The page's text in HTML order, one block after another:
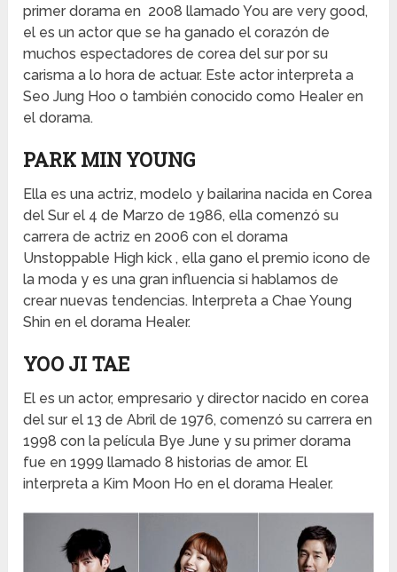
primer dorama en 2008 llamado You are very good,
el es un actor que se ha ganado el corazón de
muchos espectadores de corea del sur por su
carisma a lo hora de actuar. Este actor interpreta a
Seo Jung Hoo o también conocido como Healer en
el dorama.
PARK MIN YOUNG
Ella es una actriz, modelo y bailarina nacida en Corea
del Sur el 4 de Marzo de 1986, ella comenzó su
carrera de actriz en 2006 con el dorama
Unstoppable High kick , ella gano el premio icono de
la moda y es una gran influencia si hablamos de
crear nuevas tendencias. Interpreta a Chae Young
Shin en el dorama Healer.
YOO JI TAE
El es un actor, empresario y director nacido en corea
del sur el 13 de Abril de 1976, comenzó su carrera en
1998 con la película Bye June y su primer dorama
fue en 1999 llamado 8 historias de amor. El
interpreta a Kim Moon Ho en el dorama Healer.